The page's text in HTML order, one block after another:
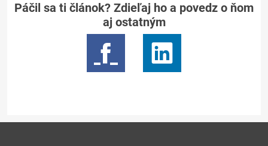
Páčil sa ti článok? Zdieľaj ho a povedz o ňom
aj ostatným